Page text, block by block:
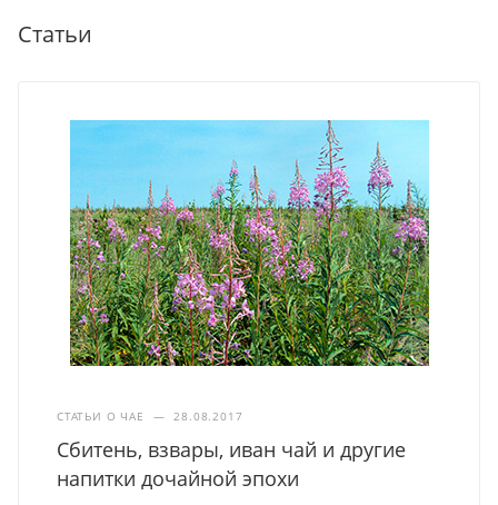
Статьи
СТАТЬИ О ЧАЕ — 28.08.2017
Сбитень, взвары, иван чай и другие
напитки дочайной эпохи